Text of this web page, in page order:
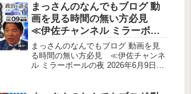
まっさんのなんでもブログ 動
画を見る時間の無い方必見
≪伊佐チャンネル ミラーボー
ルの夜 2026年6月9日≪【落選
の森】綺麗事いらない!若手落
選議員が伊佐進一に本音で直
政治のリアルを徹底討論【河
まっさんのなんでもブログ 動画を見
る時間の無い方必見 ≪伊佐チャンネ
ル ミラーボールの夜 2026年6月9日